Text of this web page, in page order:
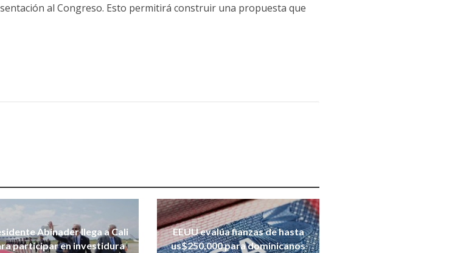
al Congreso. Esto permitirá construir una propuesta que
Abinader llega a Cali
participar en investidura
EEUU evalúa fianzas de hasta
us$250,000 para dominicanos